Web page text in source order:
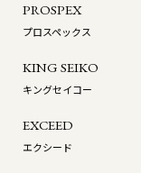
PROSPEX
プロスペックス
KING SEIKO
キングセイコー
EXCEED
エクシード